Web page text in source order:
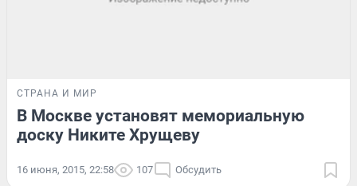
СТРАНА И МИР
В Москве установят мемориальную
доску Никите Хрущеву
16 июня, 2015, 22:58 107 Обсудить